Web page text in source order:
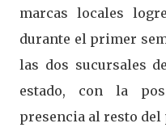
marcas locales
durante el primer
las dos sucursales
estado, con la
presencia al resto del